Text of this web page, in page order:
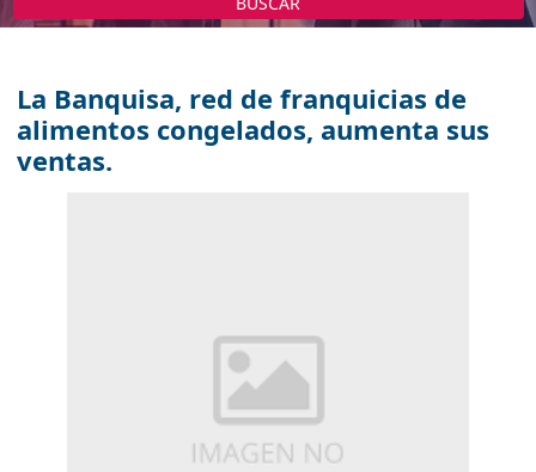
La Banquisa, red de franquicias de
alimentos congelados, aumenta sus
ventas.